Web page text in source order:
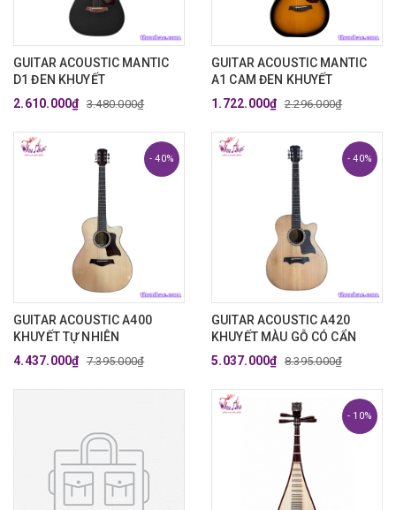
GUITAR ACOUSTIC MANTIC
D1 ĐEN KHUYẾT
2.610.000₫ 3.480.000₫
GUITAR ACOUSTIC MANTIC
A1 CAM ĐEN KHUYẾT
1.722.000₫ 2.296.000₫
- 40%
GUITAR ACOUSTIC A400
KHUYẾT TỰ NHIÊN
4.437.000₫ 7.395.000₫
- 40%
GUITAR ACOUSTIC A420
KHUYẾT MÀU GỖ CÓ CẨN
5.037.000₫ 8.395.000₫
- 10%